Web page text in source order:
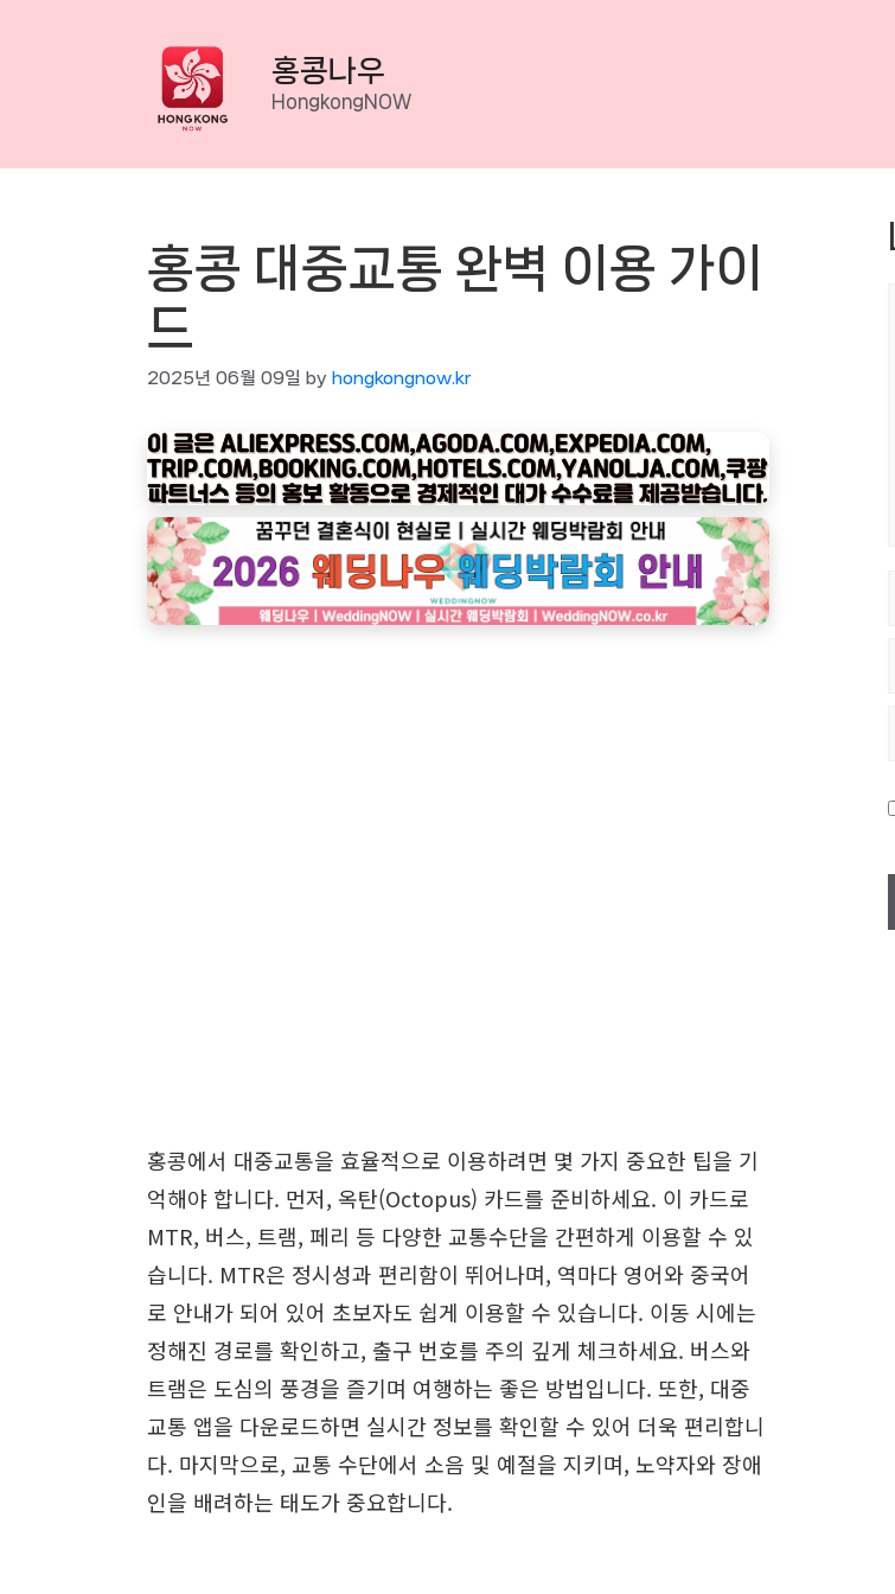
홍콩나우
HongkongNOW
홍콩 대중교통 완벽 이용 가이
드
2025년 06월 09일 by hongkongnow.kr
홍콩에서 대중교통을 효율적으로 이용하려면 몇 가지 중요한 팁을 기
억해야 합니다. 먼저, 옥탄(Octopus) 카드를 준비하세요. 이 카드로
MTR, 버스, 트램, 페리 등 다양한 교통수단을 간편하게 이용할 수 있
습니다. MTR은 정시성과 편리함이 뛰어나며, 역마다 영어와 중국어
로 안내가 되어 있어 초보자도 쉽게 이용할 수 있습니다. 이동 시에는
정해진 경로를 확인하고, 출구 번호를 주의 깊게 체크하세요. 버스와
트램은 도심의 풍경을 즐기며 여행하는 좋은 방법입니다. 또한, 대중
교통 앱을 다운로드하면 실시간 정보를 확인할 수 있어 더욱 편리합니
다. 마지막으로, 교통 수단에서 소음 및 예절을 지키며, 노약자와 장애
인을 배려하는 태도가 중요합니다.